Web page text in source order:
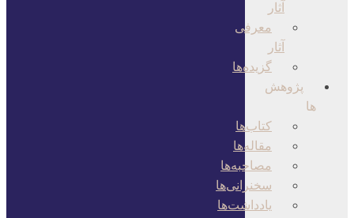
آثار
معرفی
آثار
گزیده‌ها
پژوهش
ها
کتاب‌ها
مقاله‌ها
مصاحبه‌ها
سخنرانی‌ها
یادداشت‌ها